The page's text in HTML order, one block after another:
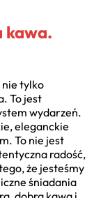
kawa.
nie tylko
To jest
wydarzeń.
eleganckie
To nie jest
radość,
że jesteśmy
śniadania